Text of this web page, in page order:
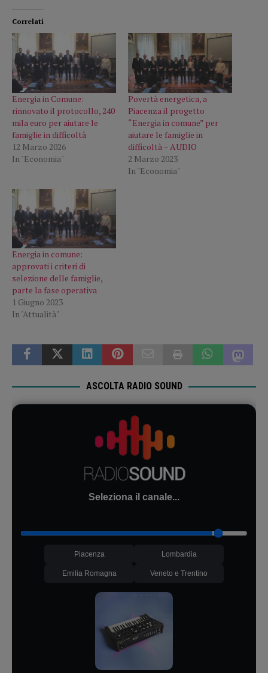
Correlati
Energia in Comune:
rinnovato il protocollo, 240
mila euro per aiutare le
famiglie in difficoltà
12 Marzo 2026
In "Economia"
Povertà energetica, a
Piacenza il progetto
“Energia in comune” per
aiutare le famiglie in
difficoltà – AUDIO
2 Marzo 2023
In "Economia"
Energia in comune:
approvati i criteri di
selezione delle famiglie,
parte la fase operativa
1 Giugno 2023
In "Attualità"
ASCOLTA RADIO SOUND
Seleziona il canale...
Piacenza Lombardia
Emilia Romagna Veneto e Trentino